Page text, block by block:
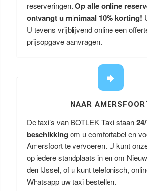
reserveringen. Op alle online
ontvangt u minimaal 10% korting!
U tevens vrijblijvend online een
prijsopgave aanvragen.
NAAR
De taxi’s van BOTLEK Taxi staan
beschikking om u comfortabel en
Amersfoort te vervoeren. U kunt
op iedere standplaats in en om
den IJssel, of u kunt telefonisch,
Whatsapp uw taxi bestellen.